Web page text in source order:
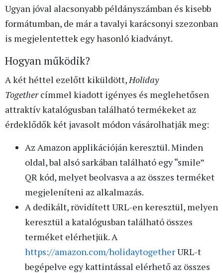
Ugyan jóval alacsonyabb példányszámban és kisebb
formátumban, de már a tavalyi karácsonyi szezonban
is megjelentettek egy hasonló kiadványt.
Hogyan működik?
A két héttel ezelőtt kiküldött,Holiday
Togethercímmel kiadott igényes és meglehetősen
attraktív katalógusban található termékeket az
érdeklődők két javasolt módon vásárolhatják meg:
Az Amazon applikációján keresztül. Minden
oldal, bal alsó sarkában található egy “smile”
QR kód, melyet beolvasva a az összes terméket
megjeleníteni az alkalmazás.
A dedikált, rövidített URL-en keresztül, melyen
keresztül a katalógusban található összes
terméket elérhetjük. A
https://amazon.com/holidaytogetherURL-t
begépelve egy kattintással elérhető az összes